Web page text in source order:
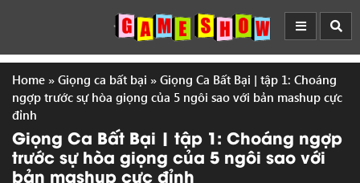
Home » Giọng ca bất bại » Giọng Ca Bất Bại | tập 1: Choáng
ngợp trước sự hòa giọng của 5 ngôi sao với bản mashup cực
đỉnh
Giọng Ca Bất Bại | tập 1: Choáng ngợp
trước sự hòa giọng của 5 ngôi sao với
bản mashup cực đỉnh